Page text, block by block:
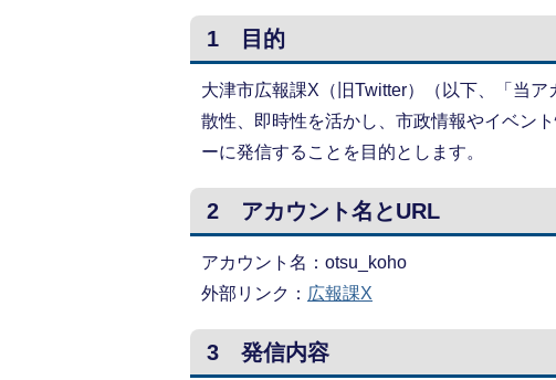
1 目的
大津市広報課X（旧Twitter）（以下、「当
散性、即時性を活かし、市政情報やイベン
ーに発信することを目的とします。
2 アカウント名とURL
アカウント名：otsu_koho
外部リンク： 広報課X
3 発信内容